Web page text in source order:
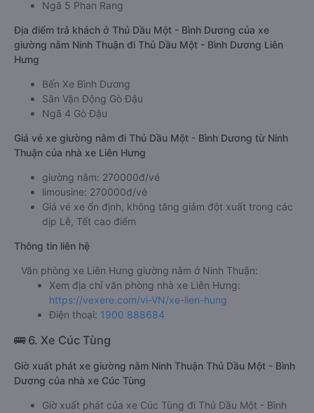
Ngã 5 Phan Rang
Địa điểm trả khách ở Thủ Dầu Một - Bình Dương của xe
giường nằm Ninh Thuận đi Thủ Dầu Một - Bình Dương Liên
Hưng
Bến Xe Bình Dương
Sân Vận Động Gò Đậu
Ngã 4 Gò Đậu
Giá vé xe giường nằm đi Thủ Dầu Một - Bình Dương từ Ninh
Thuận của nhà xe Liên Hưng
giường nằm: 270000đ/vé
limousine: 270000đ/vé
Giá vé xe ổn định, không tăng giảm đột xuất trong các
dịp Lễ, Tết cao điểm
Thông tin liên hệ
Văn phòng xe Liên Hưng giường nằm ở Ninh Thuận:
Xem địa chỉ văn phòng nhà xe Liên Hưng:
https://vexere.com/vi-VN/xe-lien-hung
Điện thoại: 1900 888684
🚌 6. Xe Cúc Tùng
Giờ xuất phát xe giường nằm Ninh Thuận Thủ Dầu Một - Bình
Dương của nhà xe Cúc Tùng
Giờ xuất phát của xe Cúc Tùng đi Thủ Dầu Một - Bình